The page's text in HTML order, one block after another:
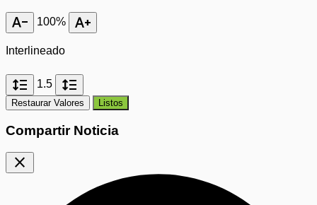
text_decrease 100% text_increase
Interlineado
format_line_spacing 1.5 format_line_spacing
Restaurar Valores Listos
Compartir Noticia
close